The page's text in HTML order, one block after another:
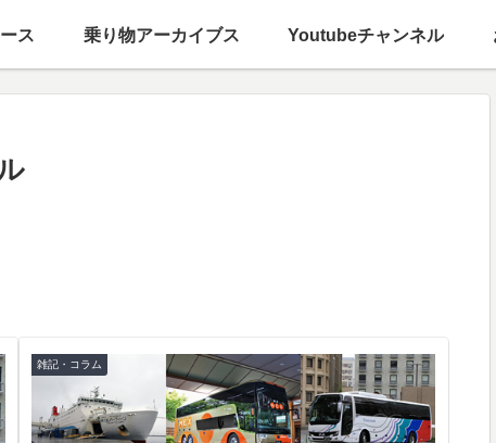
ス 乗り物アーカイブス Youtubeチャンネル
雑記・コラム